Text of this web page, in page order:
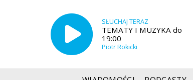
SŁUCHAJ TERAZ
TEMATY I MUZYKA do
19:00
Piotr Rokicki